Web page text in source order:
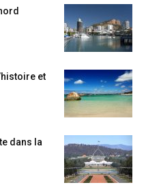
et
dans la